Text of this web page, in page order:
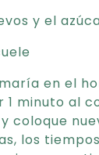
y el
en el
minuto al
coloque
los